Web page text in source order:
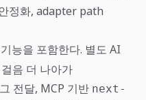
정화, adapter path
기능을 포함한다. 별도 AI
음 더 나아가
전달, MCP 기반 next-